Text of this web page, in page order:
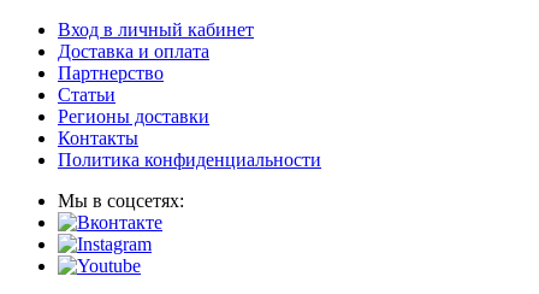
Вход в личный кабинет
Доставка и оплата
Партнерство
Статьи
Регионы доставки
Контакты
Политика конфиденциальности
Мы в соцсетях: